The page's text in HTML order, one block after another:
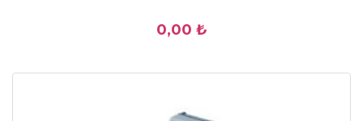
0,00 ₺